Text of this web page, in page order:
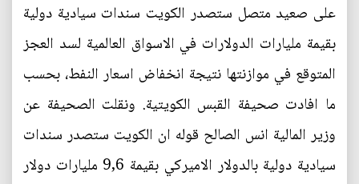
على صعيد متصل ستصدر الكويت سندات سيادية دولية
بقيمة مليارات الدولارات في الاسواق العالمية لسد العجز
المتوقع في موازنتها نتيجة انخفاض اسعار النفط، بحسب
ما افادت صحيفة القبس الكويتية. ونقلت الصحيفة عن
وزير المالية انس الصالح قوله ان الكويت ستصدر سندات
سيادية دولية بالدولار الاميركي بقيمة 9,6 مليارات دولار